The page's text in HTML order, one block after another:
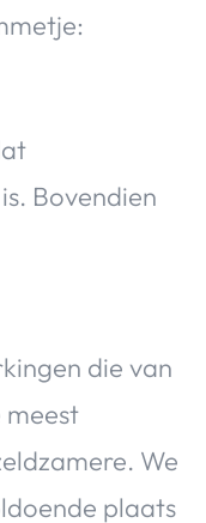
Bovendien
die van
We
plaats